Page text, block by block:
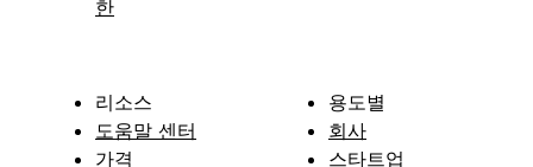
한
리소스
도움말 센터
가격
용도별
회사
스타트업